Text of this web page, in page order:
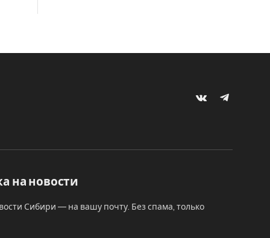
VKontakteTelegram
на новости
Сибири — на вашу почту. Без спама, только